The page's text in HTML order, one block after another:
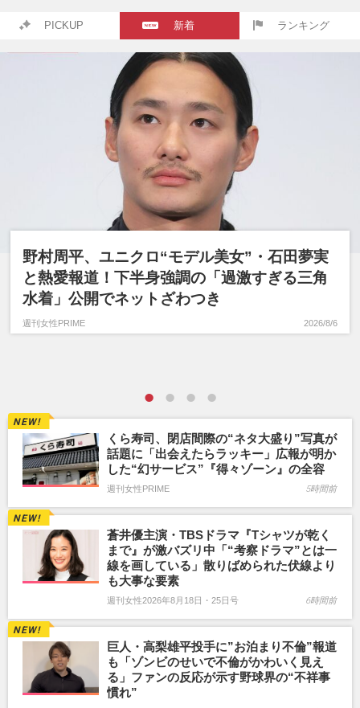
PICKUP 新着 ランキング
野村周平、ユニクロ“モデル美女”・石田夢実
と熱愛報道！下半身強調の「過激すぎる三角
水着」公開でネットざわつき
週刊女性PRIME 2026/8/6
くら寿司、閉店間際の“ネタ大盛り”写真が
話題に「出会えたらラッキー」広報が明か
した“幻サービス”『得々ゾーン』の全容
週刊女性PRIME 5時間前
蒼井優主演・TBSドラマ『Tシャツが乾く
まで』が激バズリ中「“考察ドラマ”とは一
線を画している」散りばめられた伏線より
も大事な要素
週刊女性2026年8月18日・25日号 6時間前
巨人・高梨雄平投手に”お泊まり不倫”報道
も「ゾンビのせいで不倫がかわいく見え
る」ファンの反応が示す野球界の“不祥事
慣れ”